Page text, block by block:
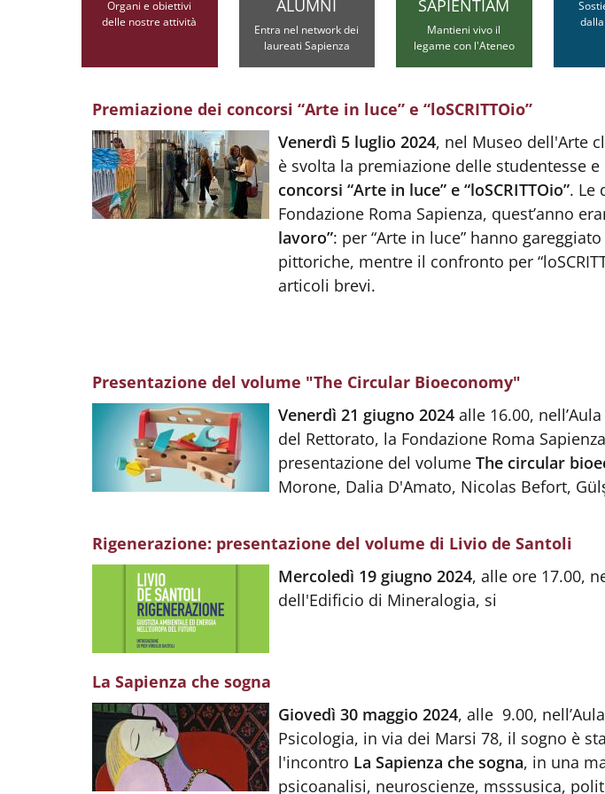
Organi e obiettivi
delle nostre attività
ALUMNI
Entra nel network dei
laureati Sapienza
SAPIENTIAM
Mantieni vivo il
legame con l'Ateneo
Premiazione dei concorsi “Arte in luce” e “loSCRITTOio”
Body:
Venerdì 5 luglio 2024, nel Museo dell'Arte
è svolta la premiazione delle studentesse
concorsi “Arte in luce” e “loSCRITTOio”. Le
Fondazione Roma Sapienza, quest’anno
lavoro”: per “Arte in luce” hanno
pittoriche, mentre il confronto per
articoli brevi.
Presentazione del volume "The Circular Bioeconomy"
Body:
Venerdì 21 giugno 2024 alle 16.00,
del Rettorato, la Fondazione Roma
presentazione del volume The circular
Morone, Dalia D'Amato, Nicolas Befort,
Rigenerazione: presentazione del volume di Livio de Santoli
Body:
Mercoledì 19 giugno 2024, alle ore 17.00,
dell'Edificio di Mineralogia, si
La Sapienza che sogna
Body:
Giovedì 30 maggio 2024, alle 9.00,
Psicologia, in via dei Marsi 78, il sogno è
l'incontro La Sapienza che sogna, in una
psicoanalisi, neuroscienze, msssusica,